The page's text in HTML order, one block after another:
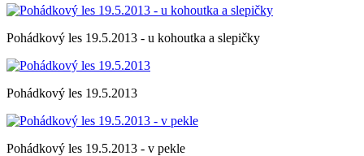
Pohádkový les 19.5.2013 - u kohoutka a slepičky
Pohádkový les 19.5.2013
Pohádkový les 19.5.2013 - v pekle